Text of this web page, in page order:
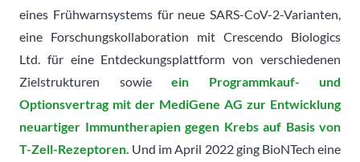
eines Frühwarnsystems für neue SARS-CoV-2-Varianten,
eine Forschungskollaboration mit Crescendo Biologics
Ltd. für eine Entdeckungsplattform von verschiedenen
Zielstrukturen sowie ein Programmkauf- und
Optionsvertrag mit der MediGene AG zur Entwicklung
neuartiger Immuntherapien gegen Krebs auf Basis von
T-Zell-Rezeptoren. Und im April 2022 ging BioNTech eine